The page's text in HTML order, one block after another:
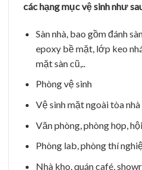
các hạng mục vệ sinh như
Sàn nhà, bao gồm đánh
epoxy bề mặt, lớp keo
mặt sàn cũ,..
Phòng vệ sinh
Vệ sinh mặt ngoài tòa
Văn phòng, phòng họp,
Phòng lab, phòng thí
Nhà kho, quán café,